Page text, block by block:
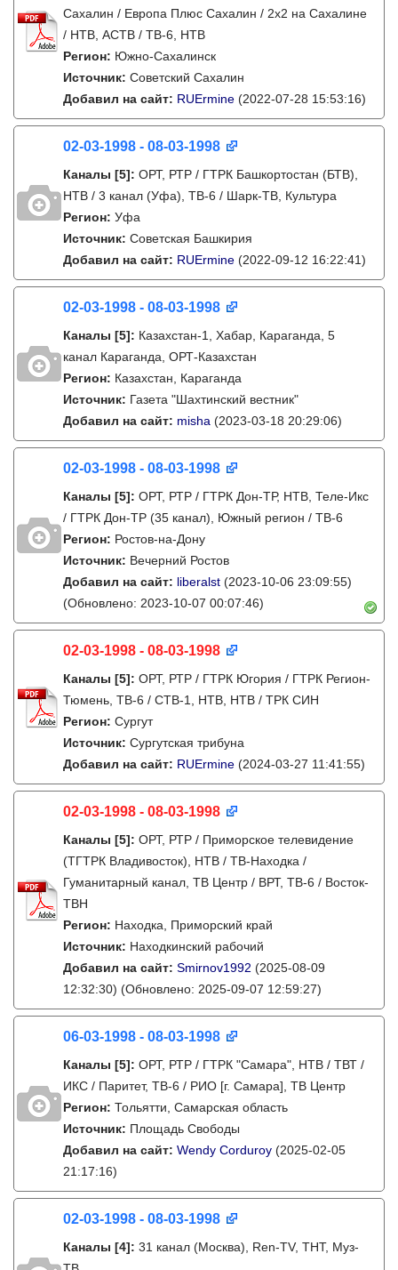
Сахалин / Европа Плюс Сахалин / 2х2 на Сахалине
/ НТВ, АСТВ / ТВ-6, НТВ
Регион: Южно-Сахалинск
Источник: Советский Сахалин
Добавил на сайт: RUErmine (2022-07-28 15:53:16)
02-03-1998 - 08-03-1998
Каналы [5]: ОРТ, РТР / ГТРК Башкортостан (БТВ),
НТВ / 3 канал (Уфа), ТВ-6 / Шарк-ТВ, Культура
Регион: Уфа
Источник: Советская Башкирия
Добавил на сайт: RUErmine (2022-09-12 16:22:41)
02-03-1998 - 08-03-1998
Каналы [5]: Казахстан-1, Хабар, Караганда, 5
канал Караганда, ОРТ-Казахстан
Регион: Казахстан, Караганда
Источник: Газета "Шахтинский вестник"
Добавил на сайт: misha (2023-03-18 20:29:06)
02-03-1998 - 08-03-1998
Каналы [5]: ОРТ, РТР / ГТРК Дон-ТР, НТВ, Теле-Икс
/ ГТРК Дон-ТР (35 канал), Южный регион / ТВ-6
Регион: Ростов-на-Дону
Источник: Вечерний Ростов
Добавил на сайт: liberalst (2023-10-06 23:09:55)
(Обновлено: 2023-10-07 00:07:46)
02-03-1998 - 08-03-1998
Каналы [5]: ОРТ, РТР / ГТРК Югория / ГТРК Регион-
Тюмень, ТВ-6 / СТВ-1, НТВ, НТВ / ТРК СИН
Регион: Сургут
Источник: Сургутская трибуна
Добавил на сайт: RUErmine (2024-03-27 11:41:55)
02-03-1998 - 08-03-1998
Каналы [5]: ОРТ, РТР / Приморское телевидение
(ТГТРК Владивосток), НТВ / ТВ-Находка /
Гуманитарный канал, ТВ Центр / ВРТ, ТВ-6 / Восток-
ТВН
Регион: Находка, Приморский край
Источник: Находкинский рабочий
Добавил на сайт: Smirnov1992 (2025-08-09
12:32:30) (Обновлено: 2025-09-07 12:59:27)
06-03-1998 - 08-03-1998
Каналы [5]: ОРТ, РТР / ГТРК "Самара", НТВ / ТВТ /
ИКС / Паритет, ТВ-6 / РИО [г. Самара], ТВ Центр
Регион: Тольятти, Самарская область
Источник: Площадь Свободы
Добавил на сайт: Wendy Corduroy (2025-02-05
21:17:16)
02-03-1998 - 08-03-1998
Каналы [4]: 31 канал (Москва), Ren-TV, ТНТ, Муз-